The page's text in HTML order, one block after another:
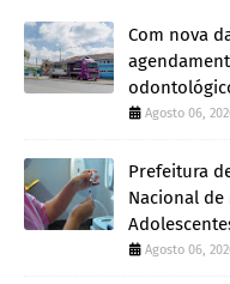
Com nova
Agosto 06,
Prefeitura
Nacional de
Agosto 06,